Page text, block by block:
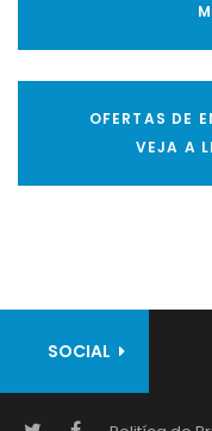
OFERTAS DE
VEJA A
SOCIAL